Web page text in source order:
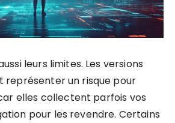
leurs limites. Les versions
représenter un risque pour
elles collectent parfois vos
pour les revendre. Certains